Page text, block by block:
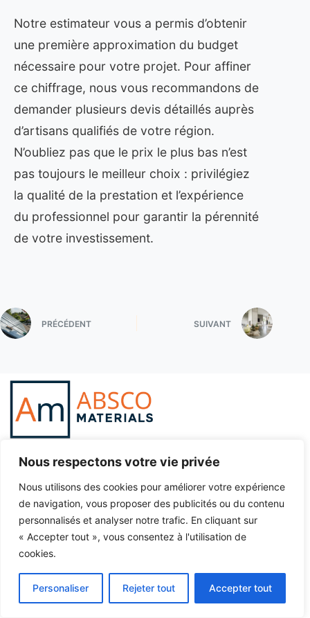
Nous respectons votre vie privée
Nous utilisons des cookies pour améliorer votre expérience
de navigation, vous proposer des publicités ou du contenu
personnalisés et analyser notre trafic. En cliquant sur
« Accepter tout », vous consentez à l'utilisation de
cookies.
Personaliser Rejeter tout Accepter tout
Notre estimateur vous a permis d’obtenir
une première approximation du budget
nécessaire pour votre projet. Pour affiner
ce chiffrage, nous vous recommandons de
demander plusieurs devis détaillés auprès
d’artisans qualifiés de votre région.
N’oubliez pas que le prix le plus bas n’est
pas toujours le meilleur choix : privilégiez
la qualité de la prestation et l’expérience
du professionnel pour garantir la pérennité
de votre investissement.
PRÉCÉDENT SUIVANT
Réalisons vos projets